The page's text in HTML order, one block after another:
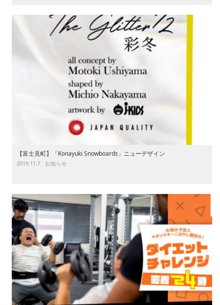
【富士見町】「Konayuki Snowboards」ニューデザイン
2019.11.7 お知らせ